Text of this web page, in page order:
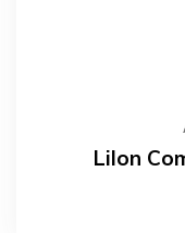
LiIon